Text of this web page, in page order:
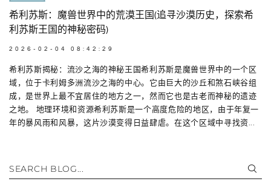
希利苏斯：魔兽世界中的荒漠王国(追寻沙漠历史，探索希
利苏斯王国的神秘密码)
2026-02-04 08:42:29
希利苏斯揭秘：流沙之海的神秘王国希利苏斯是魔兽世界中的一个区
域，位于卡利姆多洲流沙之海的中心。它由巨大的沙丘和煞石峡谷组
成，是世界上最不宜居住的地方之一，然而它也是古老而神秘的遗迹
之地。 地理环境和资源希利苏斯是一个高度危险的地区，由于年复一
年的暴风雨和风暴，这片沙漠变得日益肆虐。在这个区域中寻找资...
SEARCH BLOG...